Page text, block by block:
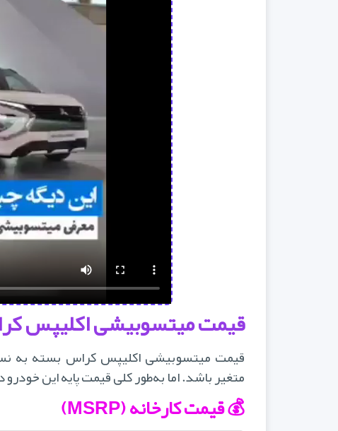
قیمت میتسوبیشی اکلیپس کراس
قیمت میتسوبیشی اکلیپس کراس بسته به
متغیر باشد. اما به‌طور کلی قیمت پایه این خودرو
💰 قیمت کارخانه (MSRP)